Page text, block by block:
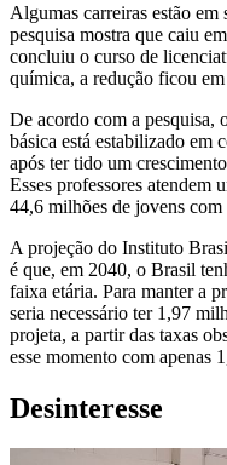
Algumas carreiras estão
pesquisa mostra que caiu
concluiu o curso de
química, a redução ficou
De acordo com a pesquisa,
básica está estabilizado em
após ter tido um
Esses professores atendem
44,6 milhões de jovens com
A projeção do Instituto
é que, em 2040, o Brasil
faixa etária. Para manter a
seria necessário ter 1,97
projeta, a partir das taxas
esse momento com apenas
Desinteresse